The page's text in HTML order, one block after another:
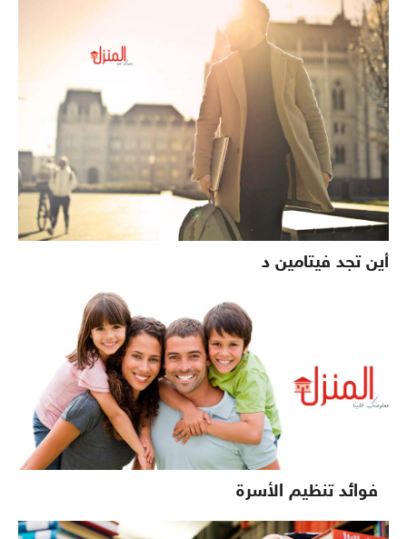
أين تجد فيتامين د
فوائد تنظيم الأسرة